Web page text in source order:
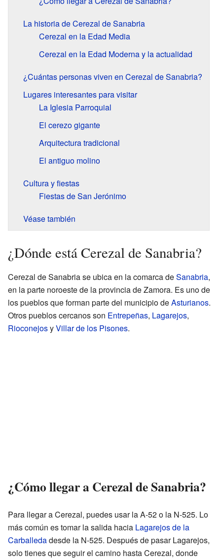
La historia de Cerezal de Sanabria
Cerezal en la Edad Media
Cerezal en la Edad Moderna y la actualidad
¿Cuántas personas viven en Cerezal de Sanabria?
Lugares interesantes para visitar
La Iglesia Parroquial
El cerezo gigante
Arquitectura tradicional
El antiguo molino
Cultura y fiestas
Fiestas de San Jerónimo
Véase también
¿Dónde está Cerezal de Sanabria?
Cerezal de Sanabria se ubica en la comarca deSanabria,
en la parte noroeste de la provincia de Zamora. Es uno de
los pueblos que forman parte del municipio deAsturianos.
Otros pueblos cercanos son Entrepeñas, Lagarejos,
RioconejosyVillar de los Pisones.
¿Cómo llegar a Cerezal de Sanabria?
Para llegar a Cerezal, puedes usar la A-52 o la N-525. Lo
más común es tomar la salida hacia Lagarejos de la
Carballedadesde la N-525. Después de pasar Lagarejos,
solo tienes que seguir el camino hasta Cerezal, donde